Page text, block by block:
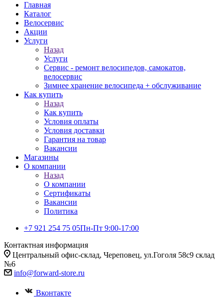
Главная
Каталог
Велосервис
Акции
Услуги
Назад
Услуги
Сервис - ремонт велосипедов, самокатов,
велосервис
Зимнее хранение велосипеда + обслуживание
Как купить
Назад
Как купить
Условия оплаты
Условия доставки
Гарантия на товар
Вакансии
Магазины
О компании
Назад
О компании
Сертификаты
Вакансии
Политика
+7 921 254 75 05Пн-Пт 9:00-17:00
Контактная информация
Центральный офис-склад, Череповец, ул.Гоголя 58с9 склад
№6
info@forward-store.ru
Вконтакте